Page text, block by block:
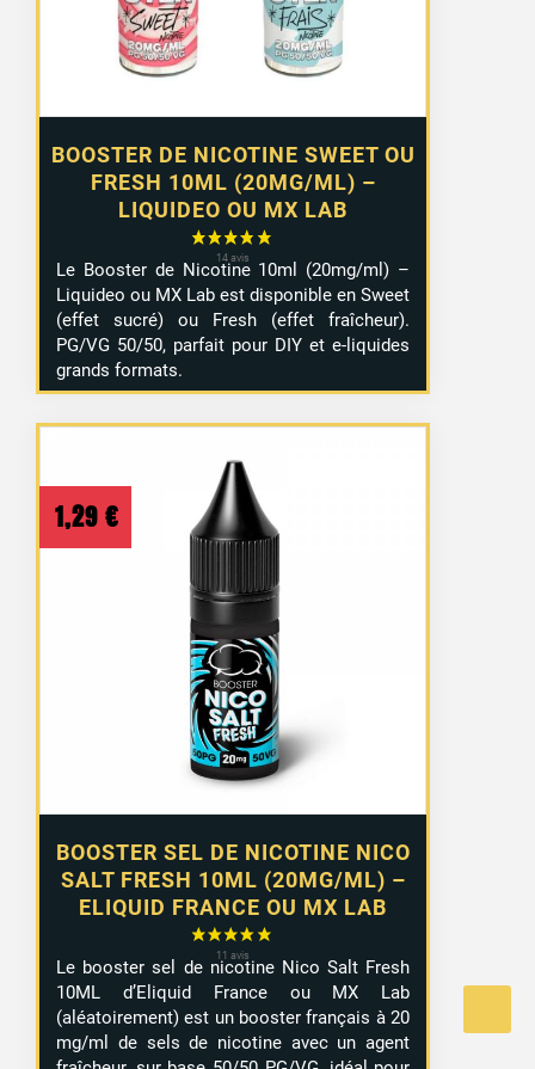
BOOSTER DE NICOTINE SWEET OU
FRESH 10ML (20MG/ML) –
LIQUIDEO OU MX LAB
10,99 €
Le Booster de Nicotine 10ml (20mg/ml) –
Liquideo ou MX Lab est disponible en Sweet
(effet sucré) ou Fresh (effet fraîcheur).
PG/VG 50/50, parfait pour DIY et e-liquides
grands formats.
BOOSTER SEL DE NICOTINE NICO
SALT FRESH 10ML (20MG/ML) –
ELIQUID FRANCE OU MX LAB
1,29 €
Le booster sel de nicotine Nico Salt Fresh
10ML d’Eliquid France ou MX Lab
(aléatoirement) est un booster français à 20
mg/ml de sels de nicotine avec un agent